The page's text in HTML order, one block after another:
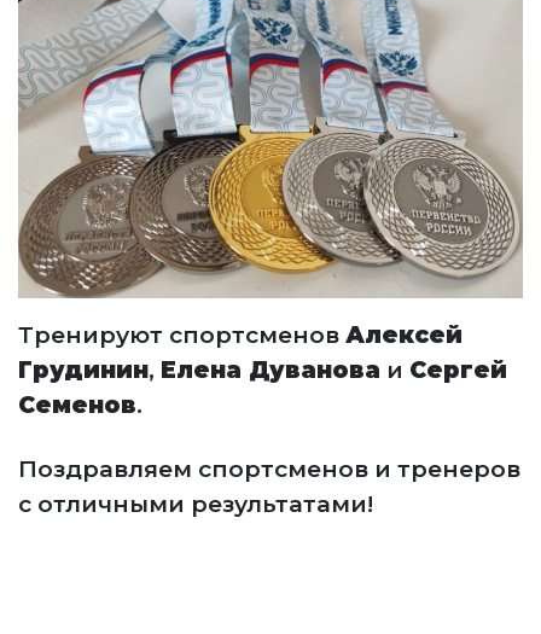
Тренируют спортсменов Алексей
Грудинин, Елена Дуванова и Сергей
Семенов.
Поздравляем спортсменов и тренеров
с отличными результатами!